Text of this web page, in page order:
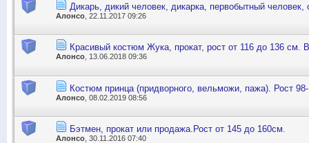
Дикарь, дикий человек, дикарка, первобытный человек,
Алонсо , 22.11.2017 09:26
Красивый костюм Жука, прокат, рост от 116 до 136 см.
Алонсо , 13.06.2018 09:36
Костюм принца (придворного, вельможи, пажа). Рост
Алонсо , 08.02.2019 08:56
Бэтмен, прокат или продажа.Рост от 145 до 160см.
Алонсо , 30.11.2016 07:40